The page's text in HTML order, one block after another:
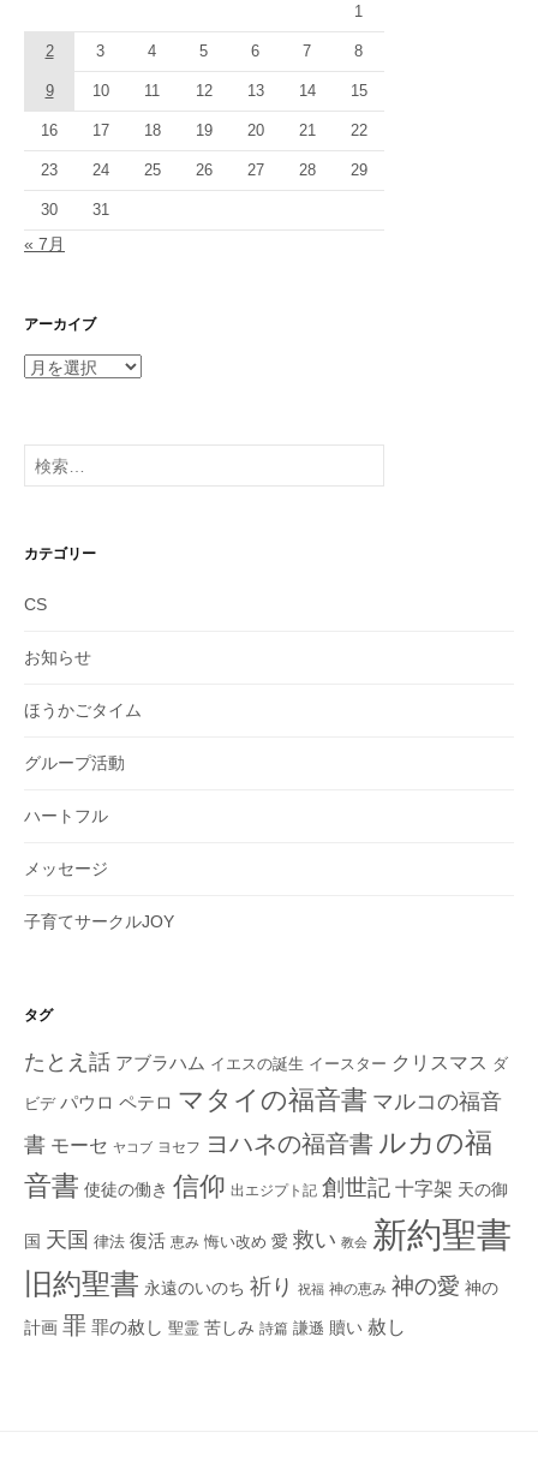
1
2 3 4 5 6 7 8
9 10 11 12 13 14 15
16 17 18 19 20 21 22
23 24 25 26 27 28 29
30 31
« 7月
アーカイブ
ア
イ
ブ
検
索:
カテゴリー
CS
お知らせ
ほうかごタイム
グループ活動
ハートフル
メッセージ
子育てサークルJOY
タグ
たとえ話 アブラハム イエスの誕生 イースター クリスマス ダ
ビデ パウロ ペテロ マタイの福音書 マルコの福音
書 モーセ ヤコブ ヨセフ ヨハネの福音書 ルカの福
音書 使徒の働き 信仰 出エジプト記 創世記 十字架 天の御
国 天国 律法 復活 恵み 悔い改め 愛 救い 教会 新約聖書
旧約聖書 永遠のいのち 祈り 祝福 神の恵み 神の愛 神の
計画 罪 罪の赦し 聖霊 苦しみ 詩篇 謙遜 贖い 赦し